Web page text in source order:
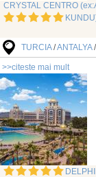
CRYSTAL CENTRO
TURCIA/ANTALYA/
>>citeste mai mult